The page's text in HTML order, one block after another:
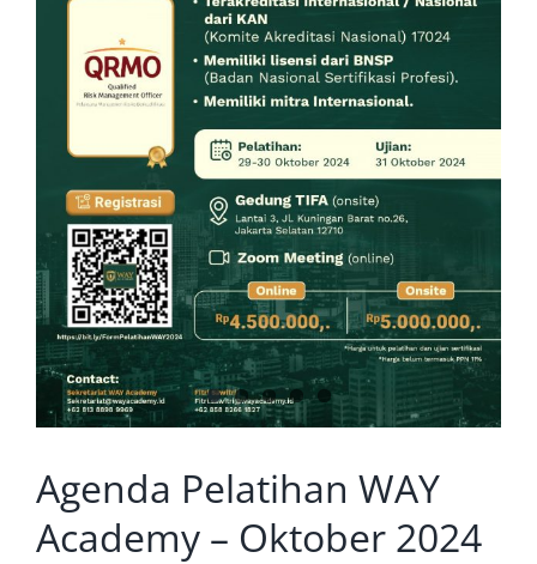
Agenda Pelatihan WAY
Academy – Oktober 2024